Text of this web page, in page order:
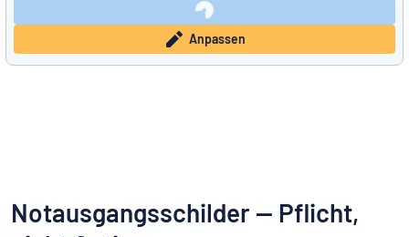
Anpassen
Notausgangsschilder — Pflicht,